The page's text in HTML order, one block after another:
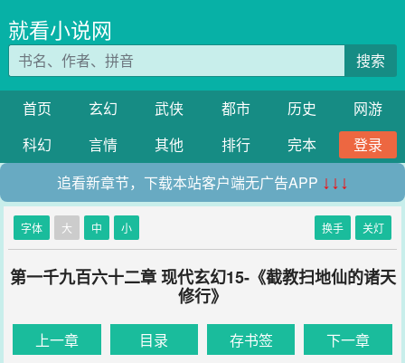
就看小说网
搜索
首页 玄幻 武侠 都市 历史
网游
科幻
言情 其他 排行 完本
登录
追看新章节，下载本站客户端无广告APP ↓↓↓
字体 大 中 小 换手 关灯
第一千九百六十二章 现代玄幻15-《截教扫地仙的诸天
修行》
上一章 目录 存书签 下一章